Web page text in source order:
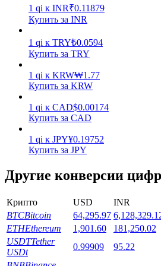
Стейкинг
Высокая прибыль и мгновенный
Launchpool
Гибкая ставка для заработка
1 qi к INR₹0.11879
Купить за INR
1 qi к TRY₺0.0594
Купить за TRY
1 qi к KRW₩1.77
Купить за KRW
1 qi к CAD$0.00174
Купить за CAD
1 qi к JPY¥0.19752
Купить за JPY
Другие конверсии
Крипто USD INR
BTCBitcoin 64,295.97
ETHEthereum 1,901.60 181,250.02
USDTTether
USDt
0.99909 95.22